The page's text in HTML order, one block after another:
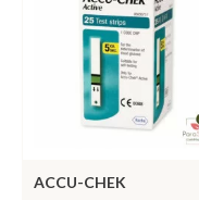
ACCU-CHEK